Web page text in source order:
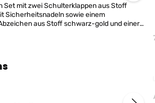
Set mit zwei Schulterklappen aus Stoff
Sicherheitsnadeln sowie einem
aus Stoff schwarz-gold und einer